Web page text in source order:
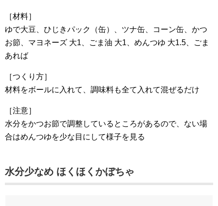
［材料］
ゆで大豆、ひじきパック（缶）、ツナ缶、コーン缶、かつ
お節、マヨネーズ 大1、ごま油 大1、めんつゆ 大1.5、ごま
あれば
［つくり方］
材料をボールに入れて、調味料も全て入れて混ぜるだけ
［注意］
水分をかつお節で調整しているところがあるので、ない場
合はめんつゆを少な目にして様子を見る
水分少なめ ほくほくかぼちゃ